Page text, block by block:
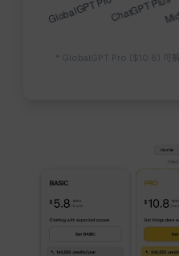
* GlobalGPT Pro ($10.8) 可解